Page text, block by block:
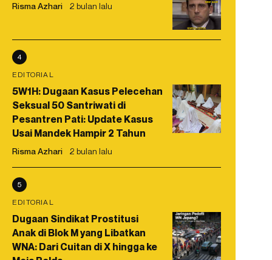
Risma Azhari 2 bulan lalu
4
EDITORIAL
5W1H: Dugaan Kasus Pelecehan
Seksual 50 Santriwati di
Pesantren Pati: Update Kasus
Usai Mandek Hampir 2 Tahun
Risma Azhari 2 bulan lalu
5
EDITORIAL
Dugaan Sindikat Prostitusi
Anak di Blok M yang Libatkan
WNA: Dari Cuitan di X hingga ke